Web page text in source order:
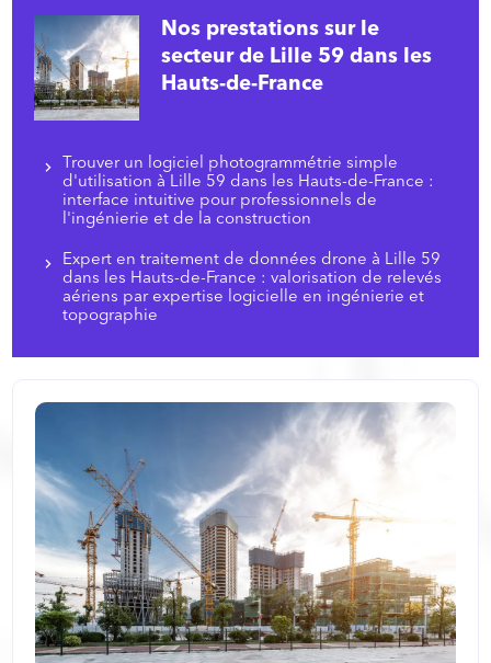
Nos prestations sur le
secteur de Lille 59 dans les
Hauts-de-France
Trouver un logiciel photogrammétrie simple
d'utilisation à Lille 59 dans les Hauts-de-France :
interface intuitive pour professionnels de
l'ingénierie et de la construction
Expert en traitement de données drone à Lille 59
dans les Hauts-de-France : valorisation de relevés
aériens par expertise logicielle en ingénierie et
topographie